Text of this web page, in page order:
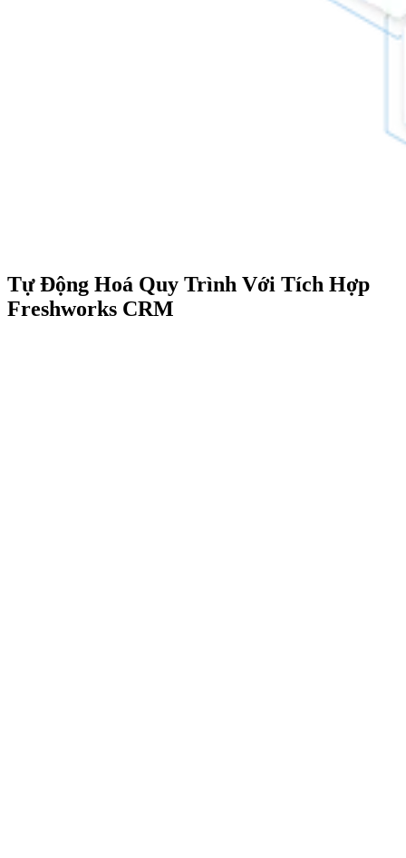
Tự Động Hoá Quy Trình Với Tích Hợp
Freshworks CRM